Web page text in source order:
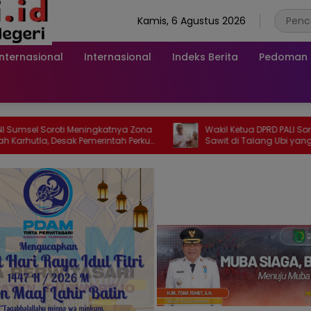
Kamis, 6 Agustus 2026
Internasional Indeks Berita Pedoman
Meningkatnya Zona
Desak Pemerintah Perkuat
Hukum
Wakil Ketua DPRD PALI Soroti Pabrik
Sawit di Talang Ubi yang Diduga
Beroperasi Tanpa AMDAL